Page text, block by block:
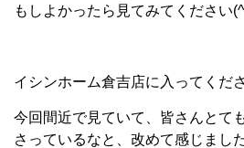
もしよかったら見てみてください
イシンホーム倉吉店に入ってくだ
今回間近で見ていて、皆さんとて
さっているなと、改めて感じまし